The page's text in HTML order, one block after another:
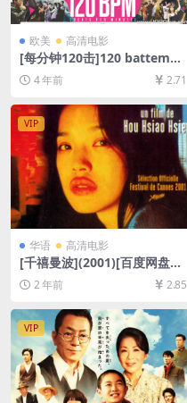
欧美 高清电影
[每分钟120击]120 battemen
ts par minute (2017)[百度网
盘+迅雷云盘资源1080P超清
未删减][MP4/8.6GB][中文字
幕]
4 年前 2.71
VIP
华语 高清电影
[千禧曼波](2001)[百度网盘
+夸克网盘1080P超清未删减
资源][网盘在线播放/下载][MP
4/7.2GB][中文字幕]
2 年前 2.85
VIP